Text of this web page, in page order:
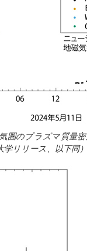
圏のプラズマ質量
リリース、以下同）